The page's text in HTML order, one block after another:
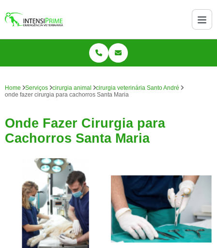
Home Serviços cirurgia animal
cirurgia veterinária Santo André
onde fazer cirurgia para cachorros Santa Maria
Onde Fazer Cirurgia para
Cachorros Santa Maria